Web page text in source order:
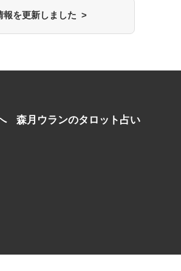
報を更新しました >
森月ウランのタロット占い